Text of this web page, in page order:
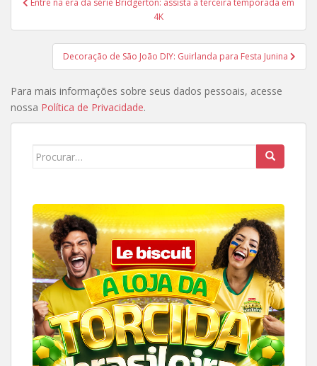
Post
Entre na era da série Bridgerton: assista a terceira temporada em
4K
Decoração de São João DIY: Guirlanda para Festa Junina
Para mais informações sobre seus dados pessoais, acesse
nossa Política de Privacidade.
Search